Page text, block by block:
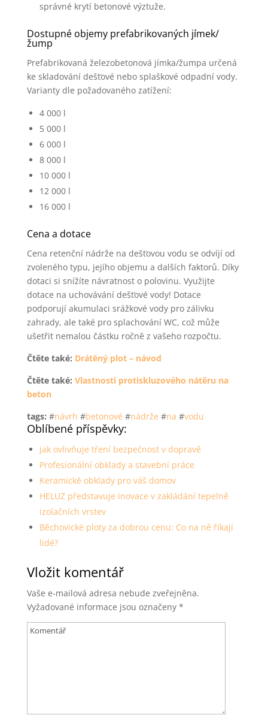
správné krytí betonové výztuže.
Dostupné objemy prefabrikovaných jímek/
žump
Prefabrikovaná železobetonová jímka/žumpa určená
ke skladování dešťové nebo splaškové odpadní vody.
Varianty dle požadovaného zatížení:
4 000 l
5 000 l
6 000 l
8 000 l
10 000 l
12 000 l
16 000 l
Cena a dotace
Cena retenční nádrže na dešťovou vodu se odvíjí od
zvoleného typu, jejího objemu a dalších faktorů. Díky
dotaci si snížíte návratnost o polovinu. Využijte
dotace na uchovávání dešťové vody! Dotace
podporují akumulaci srážkové vody pro zálivku
zahrady, ale také pro splachování WC, což může
ušetřit nemalou částku ročně z vašeho rozpočtu.
Čtěte také: Drátěný plot – návod
Čtěte také: Vlastnosti protiskluzového nátěru na
beton
tags: #návrh #betonové #nádrže #na #vodu
Oblíbené příspěvky:
jak ovlivňuje tření bezpečnost v dopravě
Profesionální obklady a stavební práce
Keramické obklady pro váš domov
HELUZ představuje inovace v zakládání tepelně
izolačních vrstev
Běchovické ploty za dobrou cenu: Co na ně říkají
lidé?
Vložit komentář
Vaše e-mailová adresa nebude zveřejněna.
Vyžadované informace jsou označeny *